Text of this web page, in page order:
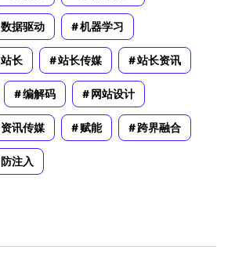
数据驱动 机器学习
站长 站长传媒 站长资讯
编解码 网站设计
资讯传媒 赋能 跨界融合
防注入